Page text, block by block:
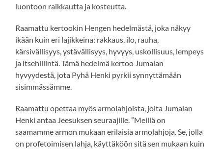
luontoon raikkautta ja kosteutta.
Raamattu kertookin Hengen hedelmästä, joka näkyy
ikään kuin eri lajikkeina: rakkaus, ilo, rauha,
kärsivällisyys, ystävällisyys, hyvyys, uskollisuus, lempeys
ja itsehillintä. Tämä hedelmä kertoo Jumalan
hyvyydestä, jota Pyhä Henki pyrkii synnyttämään
sisimmässämme.
Raamattu opettaa myös armolahjoista, joita Jumalan
Henki antaa Jeesuksen seuraajille. ”Meillä on
saamamme armon mukaan erilaisia armolahjoja. Se, jolla
on profetoimisen lahja, käyttäköön sitä sen mukaan kuin